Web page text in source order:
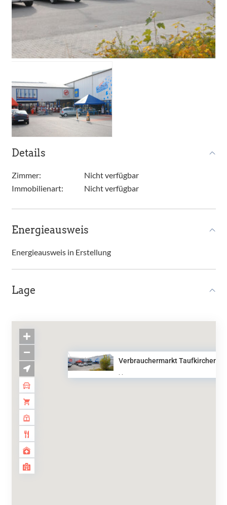
Details
Zimmer:
Nicht verfügbar
Immobilienart:
Nicht verfügbar
Energieausweis
Energieausweis in Erstellung
Lage
Verbrauchermarkt Taufkirchen
· ·